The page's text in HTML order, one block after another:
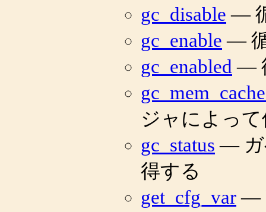
gc_disable —
gc_enable —
gc_enabled —
ジャによっ
gc_status — ガ
得する
get_cfg_var—